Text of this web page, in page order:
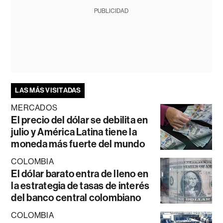
PUBLICIDAD
LAS MÁS VISITADAS
MERCADOS
El precio del dólar se debilita en
julio y América Latina tiene la
moneda más fuerte del mundo
COLOMBIA
El dólar barato entra de lleno en
la estrategia de tasas de interés
del banco central colombiano
COLOMBIA